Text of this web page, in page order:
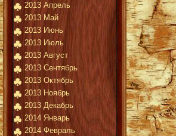
2013 Апрель
2013 Май
2013 Июнь
2013 Июль
2013 Август
2013 Сентябрь
2013 Октябрь
2013 Ноябрь
2013 Декабрь
2014 Январь
2014 Февраль